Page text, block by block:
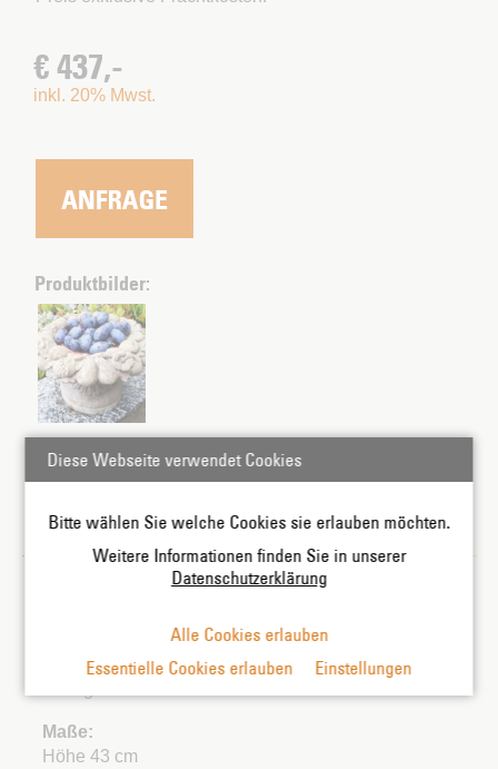
€ 437,-
inkl. 20% Mwst.
Produktbilder:
ZUSATZINFORMATIONEN
Material:
Maße:
Höhe 43 cm
Diese Webseite verwendet Cookies
Bitte wählen Sie welche Cookies sie erlauben möchten.
Weitere Informationen finden Sie in unserer
Datenschutzerklärung
Alle Cookies erlauben
Essentielle Cookies erlauben
Einstellungen